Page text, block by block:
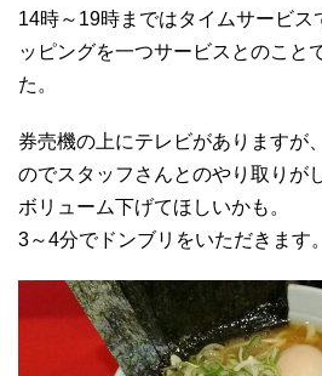
14時～19時まではタイムサービス
ッピングを一つサービスとのこと
た。
券売機の上にテレビがありますが
のでスタッフさんとのやり取りが
ボリューム下げてほしいかも。
3～4分でドンブリをいただきます。